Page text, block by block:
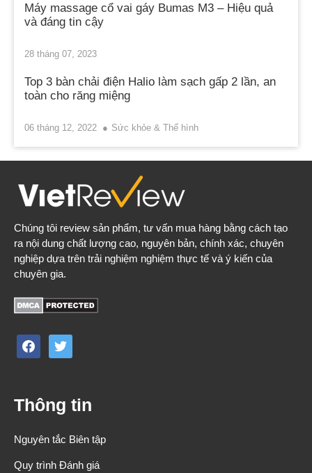
Máy massage cổ vai gáy Bumas M3 – Hiệu quả
và đáng tin cậy
28 tháng 07, 2023
Top 3 bàn chải điện Halio làm sạch gấp 2 lần, an
toàn cho răng miệng
06 tháng 12, 2022 Sức khỏe & Thể hình
Chúng tôi review sản phẩm, tư vấn mua hàng bằng cách tạo
ra nội dung chất lượng cao, nguyên bản, chính xác, chuyên
nghiệp dựa trên trải nghiệm nghiệm thực tế và ý kiến của
chuyên gia.
facebooktwitter
Thông tin
Nguyên tắc Biên tập
Quy trình Đánh giá